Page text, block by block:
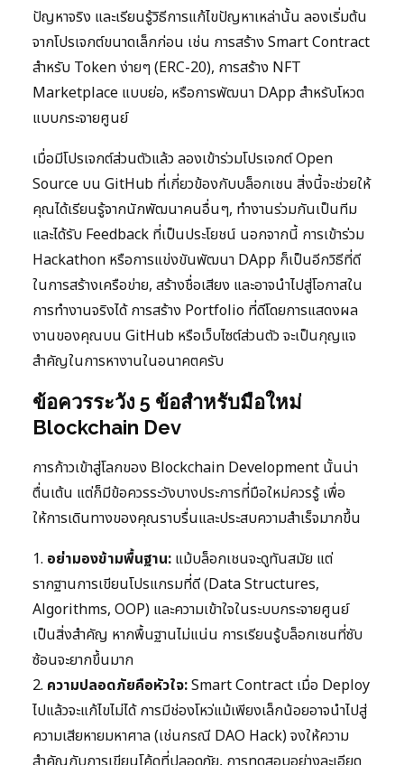
ปัญหาจริง และเรียนรู้วิธีการแก้ไขปัญหาเหล่านั้น ลองเริ่มต้น
จากโปรเจกต์ขนาดเล็กก่อน เช่น การสร้าง Smart Contract
สำหรับ Token ง่ายๆ (ERC-20), การสร้าง NFT
Marketplace แบบย่อ, หรือการพัฒนา DApp สำหรับโหวต
แบบกระจายศูนย์
เมื่อมีโปรเจกต์ส่วนตัวแล้ว ลองเข้าร่วมโปรเจกต์ Open
Source บน GitHub ที่เกี่ยวข้องกับบล็อกเชน สิ่งนี้จะช่วยให้
คุณได้เรียนรู้จากนักพัฒนาคนอื่นๆ, ทำงานร่วมกันเป็นทีม
และได้รับ Feedback ที่เป็นประโยชน์ นอกจากนี้ การเข้าร่วม
Hackathon หรือการแข่งขันพัฒนา DApp ก็เป็นอีกวิธีที่ดี
ในการสร้างเครือข่าย, สร้างชื่อเสียง และอาจนำไปสู่โอกาสใน
การทำงานจริงได้ การสร้าง Portfolio ที่ดีโดยการแสดงผล
งานของคุณบน GitHub หรือเว็บไซต์ส่วนตัว จะเป็นกุญแจ
สำคัญในการหางานในอนาคตครับ
ข้อควรระวัง 5 ข้อสำหรับมือใหม่
Blockchain Dev
การก้าวเข้าสู่โลกของ Blockchain Development นั้นน่า
ตื่นเต้น แต่ก็มีข้อควรระวังบางประการที่มือใหม่ควรรู้ เพื่อ
ให้การเดินทางของคุณราบรื่นและประสบความสำเร็จมากขึ้น
1. อย่ามองข้ามพื้นฐาน: แม้บล็อกเชนจะดูทันสมัย แต่
รากฐานการเขียนโปรแกรมที่ดี (Data Structures,
Algorithms, OOP) และความเข้าใจในระบบกระจายศูนย์
เป็นสิ่งสำคัญ หากพื้นฐานไม่แน่น การเรียนรู้บล็อกเชนที่ซับ
ซ้อนจะยากขึ้นมาก
2. ความปลอดภัยคือหัวใจ:Smart Contract เมื่อ Deploy
ไปแล้วจะแก้ไขไม่ได้ การมีช่องโหว่แม้เพียงเล็กน้อยอาจนำไปสู่
ความเสียหายมหาศาล (เช่นกรณี DAO Hack) จงให้ความ